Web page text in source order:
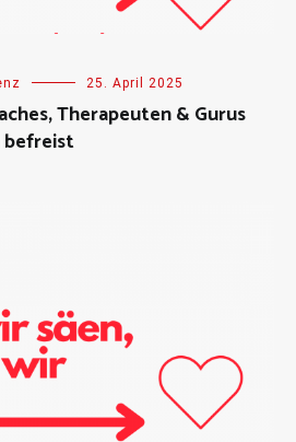
25. April 2025
Therapeuten & Gurus
befreist